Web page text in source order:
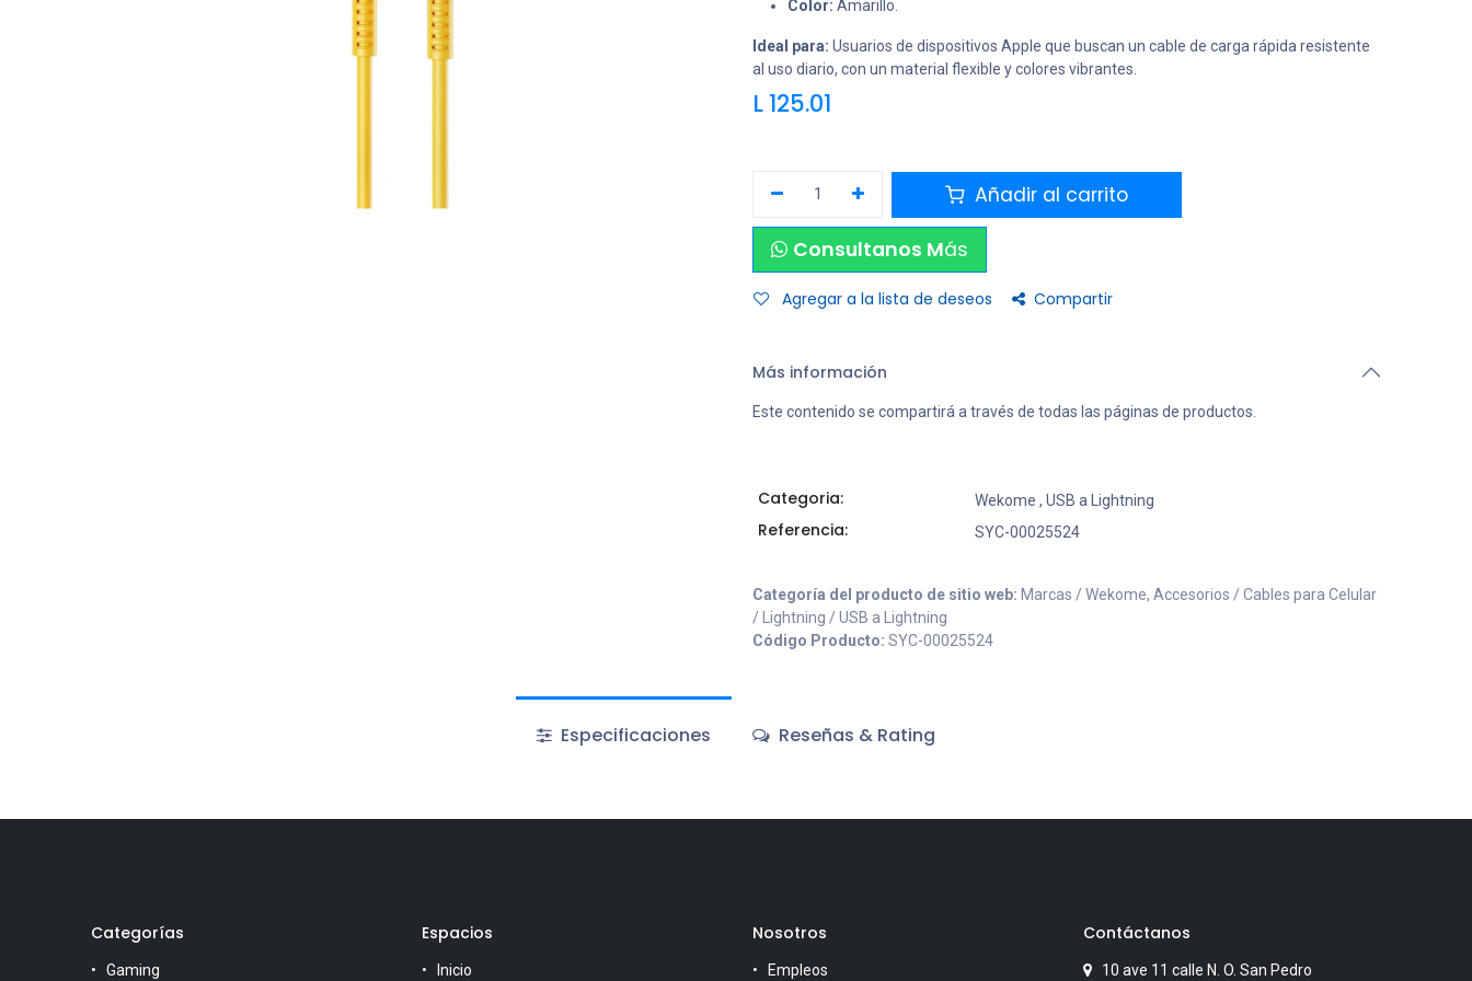
Color: Amarillo.
Ideal para: Usuarios de dispositivos Apple que buscan un cable de carga rápida resistente
al uso diario, con un material flexible y colores vibrantes.
L 125.01
Añadir al carrito
Consultanos Más
Agregar a la lista de deseos Compartir
Más información
Este contenido se compartirá a través de todas las páginas de productos.
Categoria: Wekome , USB a Lightning
Referencia: SYC-00025524
Categoría del producto de sitio web: Marcas / Wekome, Accesorios / Cables para Celular
/ Lightning / USB a Lightning
Código Producto: SYC-00025524
Especificaciones Reseñas & Rating
Categorías
Gaming
Espacios
Inicio
Nosotros
Empleos
Contáctanos
10 ave 11 calle N. O. San Pedro